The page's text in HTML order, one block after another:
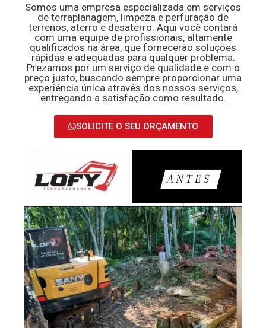
Somos uma empresa especializada em serviços
de terraplanagem, limpeza e perfuração de
terrenos, aterro e desaterro. Aqui você contará
com uma equipe de profissionais, altamente
qualificados na área, que fornecerão soluções
rápidas e adequadas para qualquer problema.
Prezamos por um serviço de qualidade e com o
preço justo, buscando sempre proporcionar uma
experiência única através dos nossos serviços,
entregando a satisfação como resultado.
SOLICITE O SEU ORÇAMENTO